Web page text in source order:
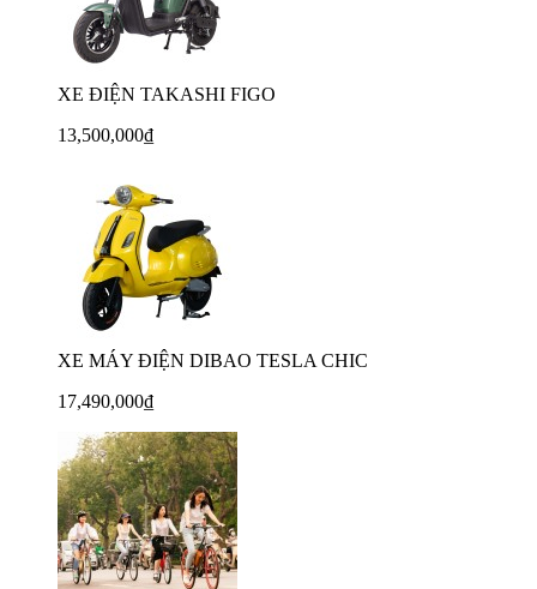
XE ĐIỆN TAKASHI FIGO
13,500,000₫
XE MÁY ĐIỆN DIBAO TESLA CHIC
17,490,000₫